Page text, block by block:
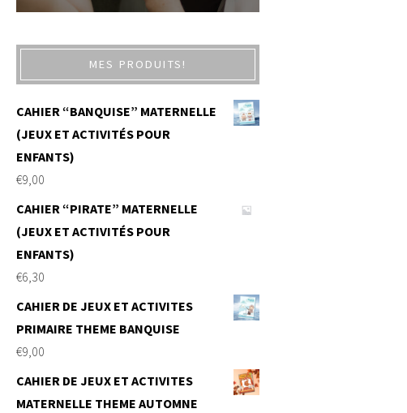
MES PRODUITS!
CAHIER “BANQUISE” MATERNELLE
(JEUX ET ACTIVITÉS POUR
ENFANTS)
€9,00
CAHIER “PIRATE” MATERNELLE
(JEUX ET ACTIVITÉS POUR
ENFANTS)
€6,30
CAHIER DE JEUX ET ACTIVITES
PRIMAIRE THEME BANQUISE
€9,00
CAHIER DE JEUX ET ACTIVITES
MATERNELLE THEME AUTOMNE